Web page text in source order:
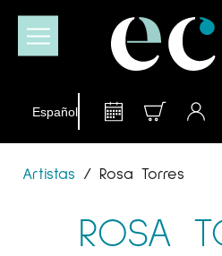
Artistas / Rosa Torres
ROSA